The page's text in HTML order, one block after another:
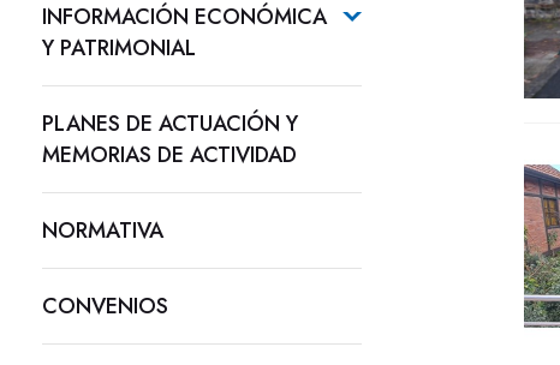
INFORMACIÓN ECONÓMICA
Y PATRIMONIAL
PLANES DE ACTUACIÓN Y
MEMORIAS DE ACTIVIDAD
NORMATIVA
CONVENIOS